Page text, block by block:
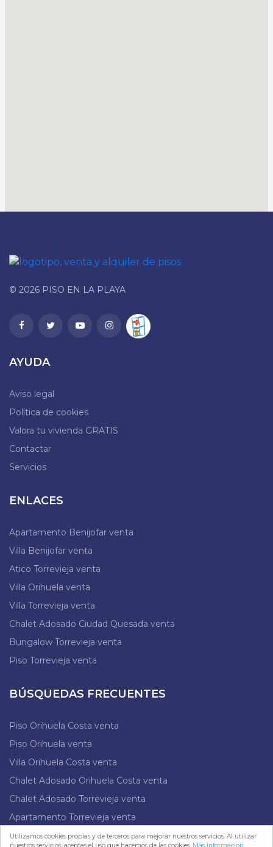
Utilizamos cookies propias y de terceros para mejorar nuestros servicios. Al utilizar
© 2026 PISO EN LA PLAYA
AYUDA
Aviso legal
Política de cookies
Valora tu vivienda GRATIS
Contactar
Servicios
ENLACES
Apartamento Benijofar venta
Villa Benijofar venta
Atico Torrevieja venta
Villa Orihuela venta
Villa Torrevieja venta
Chalet Adosado Ciudad Quesada venta
Bungalow Torrevieja venta
Piso Torrevieja venta
BÚSQUEDAS FRECUENTES
Piso Orihuela Costa venta
Piso Orihuela venta
Villa Orihuela Costa venta
Chalet Adosado Orihuela Costa venta
Chalet Adosado Torrevieja venta
Apartamento Torrevieja venta
Atico Benijofar venta